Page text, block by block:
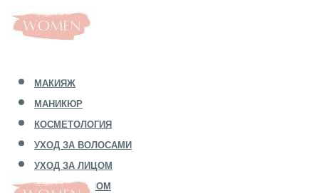
МАКИЯЖ
МАНИКЮР
КОСМЕТОЛОГИЯ
УХОД ЗА ВОЛОСАМИ
УХОД ЗА ЛИЦОМ
УХОД ЗА ТЕЛОМ